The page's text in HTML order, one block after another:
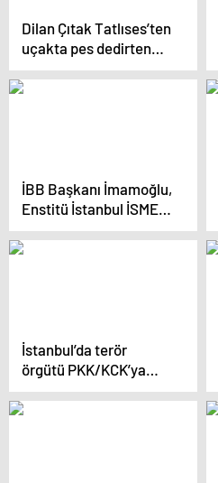
Dilan Çıtak Tatlıses’ten
uçakta pes dedirten
hareket: Kara listeye
alındı!
İBB Başkanı İmamoğlu,
Enstitü İstanbul İSMEK
Eğitmenler
Buluşması’nda
İstanbul’da terör
örgütü PKK/KCK’ya
yönelik operasyonda 8
zanlı yakalandı